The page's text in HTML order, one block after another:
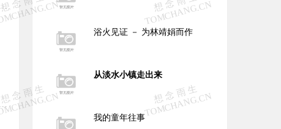
浴火见证 － 为林靖娟而作
从淡水小镇走出来
我的童年往事